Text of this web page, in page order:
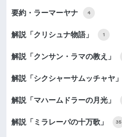
要約・ラーマーヤナ 4
解説「クリシュナ物語」 1
解説「クンサン・ラマの教え」
解説「シクシャーサムッチャヤ」
解説「マハームドラーの月光」
解説「ミラレーパの十万歌」 35